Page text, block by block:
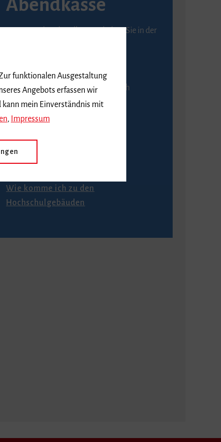
Abendkasse
Karten an der Abendkasse erhalten Sie in der
An der Abendkasse ist ausschließlich
Barzahlung möglich.
Anfahrt
Wie komme ich zu den
Hochschulgebäuden
funktionalen Ausgestaltung
Angebots erfassen wir
kann mein Einverständnis mit
, Impressum